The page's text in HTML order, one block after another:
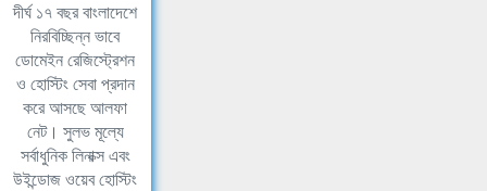
দীর্ঘ ১৭ বছর বাংলাদেশে
নিরবিচ্ছিন্ন ভাবে
ডোমেইন রেজিস্ট্রেশন
ও হোস্টিং সেবা প্রদান
করে আসছে আলফা
নেট। সুলভ মূল্যে
সর্বাধুনিক লিনাক্স এবং
উইন্ডোজ ওয়েব হোস্টিং